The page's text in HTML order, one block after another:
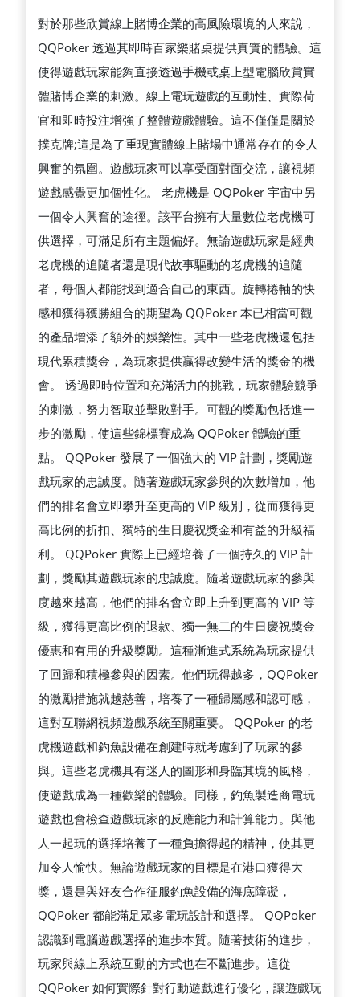
性
與
玩
家
期
望
的
匹
配
對於那些欣賞線上賭博企業的高風險環境的人來說，
QQPoker 透過其即時百家樂賭桌提供真實的體驗。這
使得遊戲玩家能夠直接透過手機或桌上型電腦欣賞實
體賭博企業的刺激。線上電玩遊戲的互動性、實際荷
官和即時投注增強了整體遊戲體驗。這不僅僅是關於
撲克牌;這是為了重現實體線上賭場中通常存在的令人
興奮的氛圍。遊戲玩家可以享受面對面交流，讓視頻
遊戲感覺更加個性化。 老虎機是 QQPoker 宇宙中另
一個令人興奮的途徑。該平台擁有大量數位老虎機可
供選擇，可滿足所有主題偏好。無論遊戲玩家是經典
老虎機的追隨者還是現代故事驅動的老虎機的追隨
者，每個人都能找到適合自己的東西。旋轉捲軸的快
感和獲得獲勝組合的期望為 QQPoker 本已相當可觀
的產品增添了額外的娛樂性。其中一些老虎機還包括
現代累積獎金，為玩家提供贏得改變生活的獎金的機
會。 透過即時位置和充滿活力的挑戰，玩家體驗競爭
的刺激，努力智取並擊敗對手。可觀的獎勵包括進一
步的激勵，使這些錦標賽成為 QQPoker 體驗的重
點。 QQPoker 發展了一個強大的 VIP 計劃，獎勵遊
戲玩家的忠誠度。隨著遊戲玩家參與的次數增加，他
們的排名會立即攀升至更高的 VIP 級別，從而獲得更
高比例的折扣、獨特的生日慶祝獎金和有益的升級福
利。 QQPoker 實際上已經培養了一個持久的 VIP 計
劃，獎勵其遊戲玩家的忠誠度。隨著遊戲玩家的參與
度越來越高，他們的排名會立即上升到更高的 VIP 等
級，獲得更高比例的退款、獨一無二的生日慶祝獎金
優惠和有用的升級獎勵。這種漸進式系統為玩家提供
了回歸和積極參與的因素。他們玩得越多，QQPoker
的激勵措施就越慈善，培養了一種歸屬感和認可感，
這對互聯網視頻遊戲系統至關重要。 QQPoker 的老
虎機遊戲和釣魚設備在創建時就考慮到了玩家的參
與。這些老虎機具有迷人的圖形和身臨其境的風格，
使遊戲成為一種歡樂的體驗。同樣，釣魚製造商電玩
遊戲也會檢查遊戲玩家的反應能力和計算能力。與他
人一起玩的選擇培養了一種負擔得起的精神，使其更
加令人愉快。無論遊戲玩家的目標是在港口獲得大
獎，還是與好友合作征服釣魚設備的海底障礙，
QQPoker 都能滿足眾多電玩設計和選擇。 QQPoker
認識到電腦遊戲選擇的進步本質。隨著技術的進步，
玩家與線上系統互動的方式也在不斷進步。這從
QQPoker 如何實際針對行動遊戲進行優化，讓遊戲玩